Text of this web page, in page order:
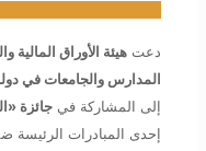
دعت هيئة الأوراق المالية
المدارس والجامعات في
إلى المشاركة في جائزة
إحدى المبادرات الرئيسة